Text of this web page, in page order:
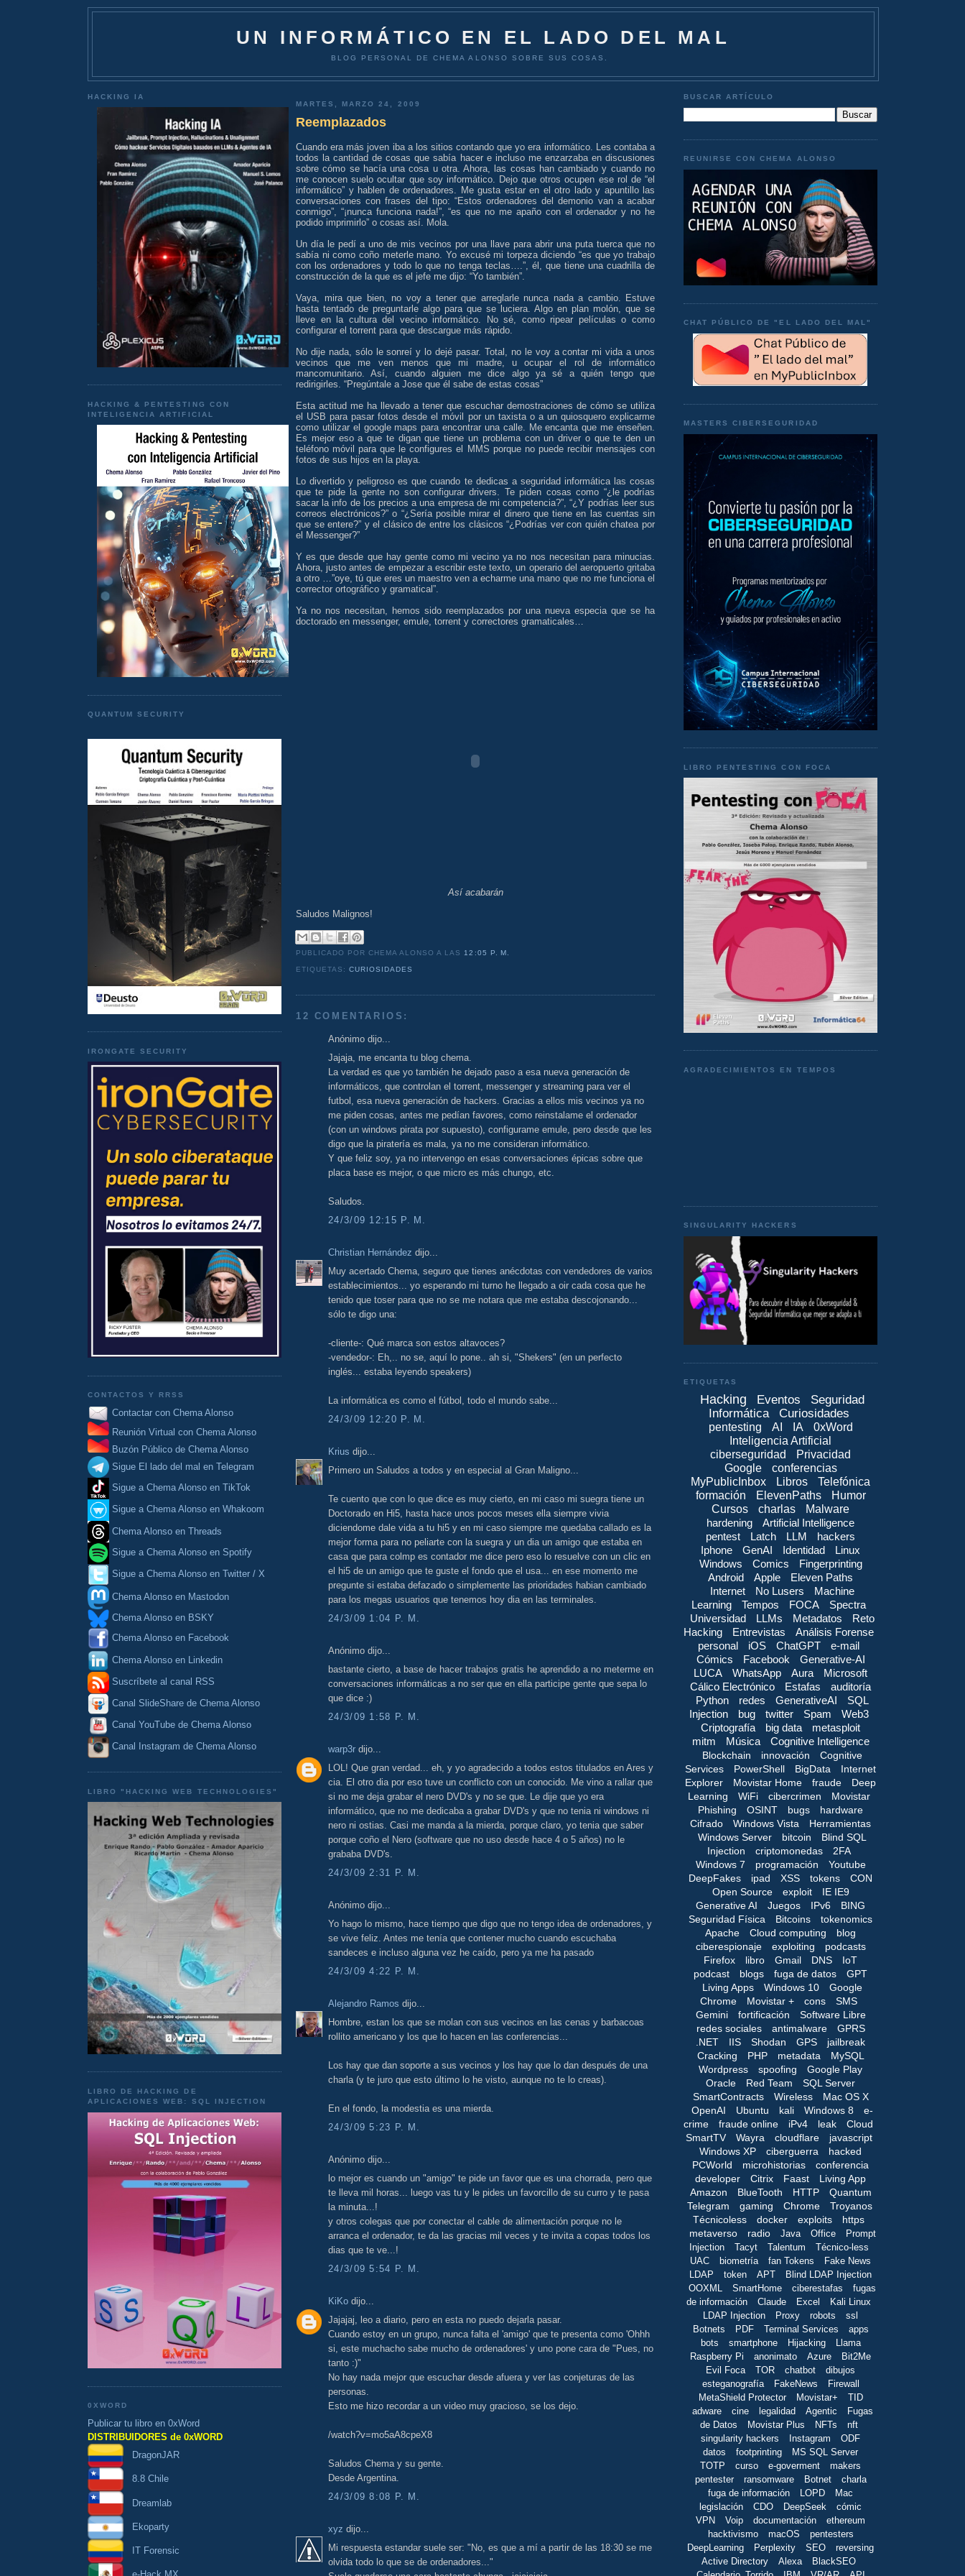
UN INFORMÁTICO EN EL LADO DEL MAL
BLOG PERSONAL DE CHEMA ALONSO SOBRE SUS COSAS.
HACKING IA
HACKING & PENTESTING CON
INTELIGENCIA ARTIFICIAL
QUANTUM SECURITY
IRONGATE SECURITY
CONTACTOS Y RRSS
Contactar con Chema Alonso
Reunión Virtual con Chema Alonso
Buzón Público de Chema Alonso
Sigue El lado del mal en Telegram
Sigue a Chema Alonso en TikTok
Sigue a Chema Alonso en Whakoom
Chema Alonso en Threads
Sigue a Chema Alonso en Spotify
Sigue a Chema Alonso en Twitter / X
Chema Alonso en Mastodon
Chema Alonso en BSKY
Chema Alonso en Facebook
Chema Alonso en Linkedin
Suscríbete al canal RSS
Canal SlideShare de Chema Alonso
Canal YouTube de Chema Alonso
Canal Instagram de Chema Alonso
LIBRO "HACKING WEB TECHNOLOGIES"
LIBRO DE HACKING DE
APLICACIONES WEB: SQL INJECTION
0XWORD
Publicar tu libro en 0xWord
DISTRIBUIDORES de 0xWORD
DragonJAR
8.8 Chile
Dreamlab
Ekoparty
IT Forensic
MARTES, MARZO 24, 2009
Reemplazados
Cuando era más joven iba a los sitios contando que yo era informático. Les contaba a
todos la cantidad de cosas que sabía hacer e incluso me enzarzaba en discusiones
sobre cómo se hacía una cosa u otra. Ahora, las cosas han cambiado y cuando no
me conocen suelo ocultar que soy informático. Dejo que otros ocupen ese rol de “el
informático” y hablen de ordenadores. Me gusta estar en el otro lado y apuntillo las
conversaciones con frases del tipo: “Estos ordenadores del demonio van a acabar
conmigo”, “¡nunca funciona nada!”, “es que no me apaño con el ordenador y no he
podido imprimirlo” o cosas así. Mola.
Un día le pedí a uno de mis vecinos por una llave para abrir una puta tuerca que no
sabía ni como coño meterle mano. Yo excusé mi torpeza diciendo “es que yo trabajo
con los ordenadores y todo lo que no tenga teclas….”, él, que tiene una cuadrilla de
construcción de la que es el jefe me dijo: “Yo también”.
Vaya, mira que bien, no voy a tener que arreglarle nunca nada a cambio. Estuve
hasta tentado de preguntarle algo para que se luciera. Algo en plan molón, que se
lleve en la cultura del vecino informático. No sé, como ripear películas o como
configurar el torrent para que descargue más rápido.
No dije nada, sólo le sonreí y lo dejé pasar. Total, no le voy a contar mi vida a unos
vecinos que me ven menos que mi madre, u ocupar el rol de informático
mancomunitario. Así, cuando alguien me dice algo ya sé a quién tengo que
redirigirles. “Pregúntale a Jose que él sabe de estas cosas”
Esta actitud me ha llevado a tener que escuchar demostraciones de cómo se utiliza
el USB para pasar fotos desde el móvil por un taxista o a un quiosquero explicarme
como utilizar el google maps para encontrar una calle. Me encanta que me enseñen.
Es mejor eso a que te digan que tiene un problema con un driver o que te den un
teléfono móvil para que le configures el MMS porque no puede recibir mensajes con
fotos de sus hijos en la playa.
Lo divertido y peligroso es que cuando te dedicas a seguridad informática las cosas
que te pide la gente no son configurar drivers. Te piden cosas como “¿le podrías
sacar la info de los precios a una empresa de mi competencia?”, “¿Y podrías leer sus
correos electrónicos?” o “¿Sería posible mirar el dinero que tiene en las cuentas sin
que se entere?” y el clásico de entre los clásicos “¿Podrías ver con quién chatea por
el Messenger?”
Y es que desde que hay gente como mi vecino ya no nos necesitan para minucias.
Ahora, justo antes de empezar a escribir este texto, un operario del aeropuerto gritaba
a otro …”oye, tú que eres un maestro ven a echarme una mano que no me funciona el
corrector ortográfico y gramatical”.
Ya no nos necesitan, hemos sido reemplazados por una nueva especia que se ha
doctorado en messenger, emule, torrent y correctores gramaticales…
Así acabarán
Saludos Malignos!
PUBLICADO POR CHEMA ALONSOA LAS 12:05 P. M.
ETIQUETAS:CURIOSIDADES
12 COMENTARIOS:
Anónimo dijo...
Jajaja, me encanta tu blog chema.
La verdad es que yo también he dejado paso a esa nueva generación de
informáticos, que controlan el torrent, messenger y streaming para ver el
futbol, esa nueva generación de hackers. Gracias a ellos mis vecinos ya no
me piden cosas, antes me pedían favores, como reinstalame el ordenador
(con un windows pirata por supuesto), configurame emule, pero desde que les
digo que la piratería es mala, ya no me consideran informático.
Y que feliz soy, ya no intervengo en esas conversaciones épicas sobre que
placa base es mejor, o que micro es más chungo, etc.
Saludos.
24/3/09 12:15 P. M.
Christian Hernández dijo...
Muy acertado Chema, seguro que tienes anécdotas con vendedores de varios
establecimientos... yo esperando mi turno he llegado a oir cada cosa que he
tenido que toser para que no se me notara que me estaba descojonando...
sólo te digo una:
-cliente-: Qué marca son estos altavoces?
-vendedor-: Eh,.. no se, aquí lo pone.. ah si, "Shekers" (en un perfecto
inglés... estaba leyendo speakers)
La informática es como el fútbol, todo el mundo sabe...
24/3/09 12:20 P. M.
Krius dijo...
Primero un Saludos a todos y en especial al Gran Maligno...
Te cuento que con lo que dice es muy cierto, en mi caso mi suegra tiene un
Doctorado en Hi5, hasta hace unos pocos meses ella siempre vivia
diciendome dale vida a tu hi5 y en mi caso siempre me quedaba callado es la
mejor forma para no peliarte con la suegra y un dia un amigo que estaba en
casa que para colmp es contador me dice pero eso lo resuelve con un clic en
el hi5 de un amigo que te guste el fondo que el usa... en ese momento me
pregunte si estaba defazado o simplemente las prioridades habian cambiado
para los megas usuarios que tenemos hoy dia en las terminales.
24/3/09 1:04 P. M.
Anónimo dijo...
bastante cierto, a base de hacer trabajos gratis he aprendido a no meterme en
conversaciones informáticas a no ser que en ella participe gente que sepa lo
que dice :)
24/3/09 1:58 P. M.
warp3r dijo...
LOL! Que gran verdad... eh, y yo agradecido a todos estos titulados en Ares y
cia. El otro dia por eso tuve un conflicto con un conocido. Me vino a rallar que
si no me deja grabar el nero DVD's y no se que. Le dije que yo era
informático, que no me dedicaba a grabar DVD's y que no tenia ni windows ni
nero ni ostias. Casi me manda a la mierda, porque claro, yo tenia que saber
porque coño el Nero (software que no uso desde hace 4 o 5 años) no le
grababa DVD's.
24/3/09 2:31 P. M.
Anónimo dijo...
Yo hago lo mismo, hace tiempo que digo que no tengo idea de ordenadores, y
se vive feliz. Antes me tenía que contener mucho cuando escuchaba
sandeces e incluso alguna vez he caído, pero ya me ha pasado
24/3/09 4:22 P. M.
Alejandro Ramos dijo...
Hombre, estan los que se molan con sus vecinos en las cenas y barbacoas
rollito americano y los que lo hacen en las conferencias...
Los hay que dan soporte a sus vecinos y los hay que lo dan después de una
charla (y te juro que esto último lo he visto, aunque no te lo creas).
En el fondo, la modestia es una mierda.
24/3/09 5:23 P. M.
Anónimo dijo...
lo mejor es cuando un "amigo" te pide un favor que es una chorrada, pero que
te lleva mil horas... luego vas tu y le pides un favorcillo de su curro y te pasa
la minuta...!
y otros colegas que por conectar el cable de alimentación porque no le
arranca el ordenador, te da las gracias mil veces y te invita a copas todos los
dias que te ve...!
24/3/09 5:54 P. M.
KiKo dijo...
Jajajaj, leo a diario, pero en esta no puedo dejarla pasar.
Cuando estoy en un grupo, nunca falta el 'amigo' que te presenta como 'Ohhh
si, este muchacho sabe mucho de ordenadores' y uno pone cara de "Pues, no
tanto :)"
No hay nada mejor que escuchar desde afuera y ver las conjeturas de las
personas.
Esto me hizo recordar a un video muy gracioso, se los dejo.
/watch?v=mo5aA8cpeX8
Saludos Chema y su gente.
Desde Argentina.
24/3/09 8:08 P. M.
xyz dijo...
Mi respuesta estandar suele ser: "No, es que a mí a partir de las 18:30 se me
olvida todo lo que se de ordenadores..."
BUSCAR ARTÍCULO
REUNIRSE CON CHEMA ALONSO
CHAT PÚBLICO DE "EL LADO DEL MAL"
MASTERS CIBERSEGURIDAD
LIBRO PENTESTING CON FOCA
AGRADECIMIENTOS EN TEMPOS
SINGULARITY HACKERS
ETIQUETAS
Hacking Eventos
Seguridad
Informática
Curiosidades
pentesting AI IA
0xWord
Inteligencia Artificial
ciberseguridad
Privacidad
Google
conferencias
MyPublicInbox
Libros
Telefónica
formación
ElevenPaths
Humor
Cursos
charlas
Malware
hardening
Artificial Intelligence
pentest
Latch LLM
hackers
Iphone
GenAI Identidad
Linux
Windows
Comics
Fingerprinting
Android
Apple
Eleven Paths
Internet
No Lusers
Machine
Learning
Tempos FOCA
Spectra
Universidad
LLMs Metadatos
Reto
Hacking
Entrevistas
Análisis Forense
personal
iOS ChatGPT
e-mail
Cómics
Facebook
Generative-AI
LUCA
WhatsApp Aura
Microsoft
Cálico Electrónico
Estafas
auditoría
Python
redes GenerativeAI
SQL
Injection
bug twitter Spam
Web3
Criptografía
big data
metasploit
mitm
Música Cognitive Intelligence
Blockchain innovación
Cognitive
Services
PowerShell BigData
Internet
Explorer
Movistar Home fraude
Deep
Learning
WiFi cibercrimen
Movistar
Phishing
OSINT bugs
hardware
Cifrado
Windows Vista
Herramientas
Windows Server
bitcoin
Blind SQL
Injection
criptomonedas
2FA
Windows 7
programación
Youtube
DeepFakes
ipad XSS tokens
CON
Open Source
exploit
IE IE9
Generative AI
Juegos IPv6
BING
Seguridad Física
Bitcoins
tokenomics
Apache
Cloud computing
blog
ciberespionaje
exploiting
podcasts
Firefox
libro Gmail DNS
IoT
podcast
blogs fuga de datos
GPT
Living Apps
Windows 10
Google
Chrome
Movistar + cons
SMS
Gemini
fortificación
Software Libre
redes sociales
antimalware
GPRS
.NET
IIS Shodan GPS
jailbreak
Cracking
PHP metadata
MySQL
Wordpress
spoofing
Google Play
Oracle
Red Team
SQL Server
SmartContracts
Wireless
Mac OS X
OpenAI
Ubuntu kali Windows 8
e-
crime
fraude online iPv4 leak
Cloud
SmartTV
Wayra cloudflare
javascript
Windows XP
ciberguerra
hacked
PCWorld
microhistorias
conferencia
developer
Citrix Faast
Living App
Amazon
BlueTooth HTTP
Quantum
Telegram
gaming Chrome
Troyanos
Técnicoless
docker exploits
https
metaverso
radio Java Office
Prompt
Injection
Tacyt Talentum
Técnico-less
UAC
biometría fan Tokens
Fake News
LDAP
token APT
Blind LDAP Injection
OOXML
SmartHome ciberestafas
fugas
de información
Claude Excel
Kali Linux
LDAP Injection
Proxy robots
ssl
Botnets
PDF Terminal Services
apps
bots
smartphone Hijacking
Llama
Raspberry Pi
anonimato Azure
Bit2Me
Evil Foca
TOR chatbot
dibujos
esteganografía
FakeNews
Firewall
MetaShield Protector
Movistar+
TID
adware
cine legalidad Agentic
Fugas
de Datos
Movistar Plus NFTs
nft
singularity hackers
Instagram
ODF
datos
footprinting
MS SQL Server
TOTP
curso e-goverment
makers
pentester
ransomware Botnet
charla
fuga de información
LOPD
Mac
legislación
CDO DeepSeek
cómic
VPN
Voip documentación
ethereum
hacktivismo
macOS
pentesters
DeepLearning
Perplexity SEO
reversing
Active Directory
Alexa
BlackSEO